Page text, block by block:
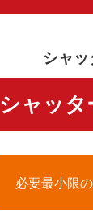
シャ
シャッタ
必要最小限